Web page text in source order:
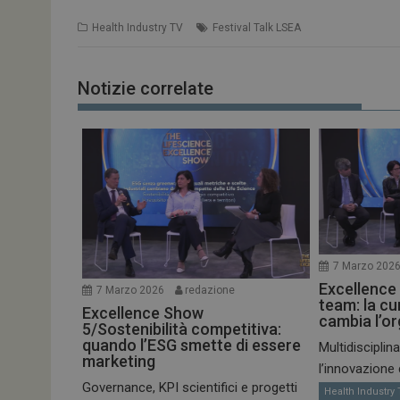
Health Industry TV Festival Talk LSEA
Notizie correlate
7 Marzo 2026 redazione
Excellence Show
5/Sostenibilità competitiva:
quando l’ESG smette di essere
marketing
Governance, KPI scientifici e progetti
7 Marzo 2026
Excellence
team: la
cambia
Health Industry
NOME
__Secure-
tracking-sites-
tracking-named-
__Secure-YNID